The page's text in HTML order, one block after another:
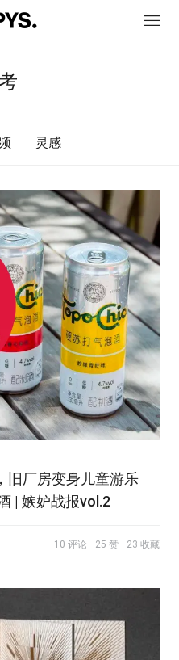
灵感
旧厂房变身儿童游乐
| 嫉妒战报vol.2
10 评论 25 赞 23 收藏